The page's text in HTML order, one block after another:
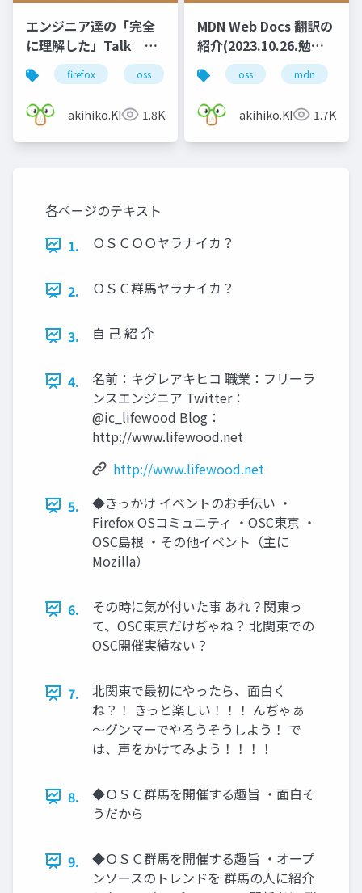
エンジニア達の「完全
に理解した」Talk
#42
firefox oss mdn
akihiko.KIgure1.8K
MDN Web Docs 翻訳の
紹介(2023.10.26.勉強
会)
oss mdn
akihiko.KIgure1.7K
各ページのテキスト
1.
ＯＳＣＯＯヤラナイカ？
2. ＯＳＣ群馬ヤラナイカ？
3. 自 己 紹 介
4.
名前：キグレアキヒコ 職業：フリーラ
ンスエンジニア Twitter：
@ic_lifewood Blog：
http://www.lifewood.net
http://www.lifewood.net
5.
◆きっかけ イベントのお手伝い ・
Firefox OSコミュニティ ・OSC東京 ・
OSC島根 ・その他イベント（主に
Mozilla）
6.
その時に気が付いた事 あれ？関東っ
て、OSC東京だけぢゃね？ 北関東での
OSC開催実績ない？
7.
北関東で最初にやったら、面白く
ね？！ きっと楽しい！！！ んぢゃぁ
～グンマーでやろうそうしよう！ で
は、声をかけてみよう！！！！
8.
◆ＯＳＣ群馬を開催する趣旨 ・面白そ
うだから
9.
◆ＯＳＣ群馬を開催する趣旨 ・オープ
ンソースのトレンドを 群馬の人に紹介